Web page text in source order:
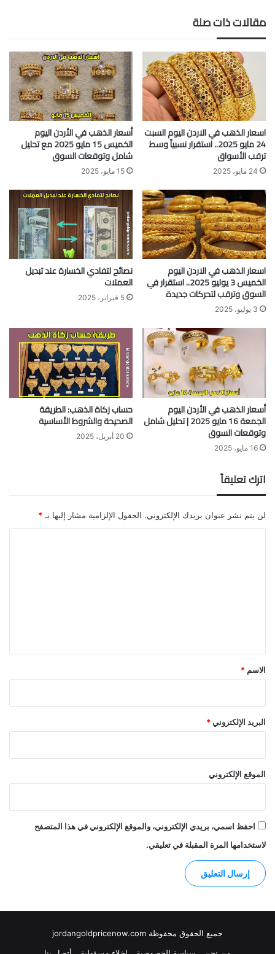
مقالات ذات صلة
اسعار الذهب في الاردن اليوم السبت
24 مايو 2025.. استقرار نسبياً وسط
ترقب الأسواق
24 مايو، 2025
أسعار الذهب في الأردن اليوم
الخميس 15 مايو 2025 مع تحليل
شامل وتوقعات السوق
15 مايو، 2025
اسعار الذهب في الاردن اليوم
الخميس 3 يوليو 2025.. استقرار في
السوق وترقب لتحركات جديدة
3 يوليو، 2025
نصائح لتفادي الخسارة عند تبديل
العملات
5 فبراير، 2025
أسعار الذهب في الأردن اليوم
الجمعة 16 مايو 2025 | تحليل شامل
وتوقعات السوق
16 مايو، 2025
حساب زكاة الذهب: الطريقة
الصحيحة والشروط الأساسية
20 أبريل، 2025
اترك تعليقاً
لن يتم نشر عنوان بريدك الإلكتروني. الحقول الإلزامية مشار إليها بـ *
*
الاسم *
البريد الإلكتروني *
الموقع الإلكتروني
احفظ اسمي، بريدي الإلكتروني، والموقع الإلكتروني في هذا المتصفح
لاستخدامها المرة المقبلة في تعليقي.
جميع الحقوق محفوظة jordangoldpricenow.com